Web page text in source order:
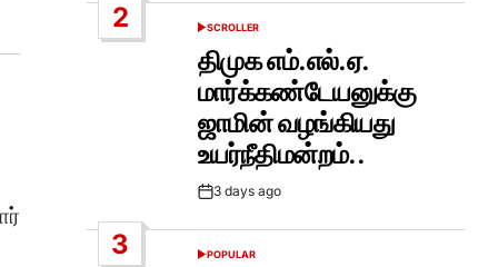
2
POSTED
SCROLLER
திமுக எம்.எல்.ஏ.
மார்க்கண்டேயனுக்கு
ஜாமின் வழங்கியது
உயர்நீதிமன்றம்..
Post3 days ago
3
POSTED
POPULAR